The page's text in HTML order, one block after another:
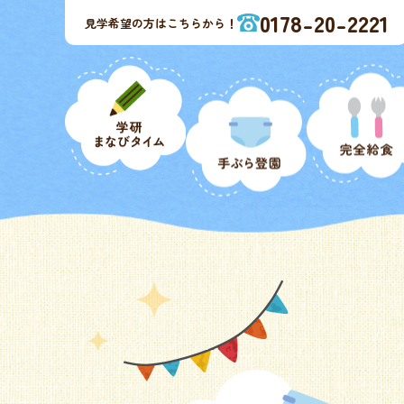
見学希望の方はこちらから！ 0178-20-2221